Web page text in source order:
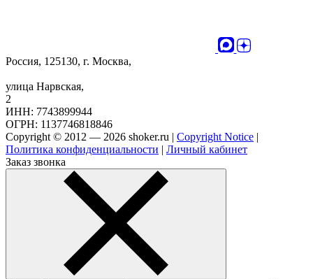
Россия, 125130, г. Москва,
улица Нарвская,
2
ИНН: 7743899944
ОГРН: 1137746818846
Copyright © 2012 — 2026 shoker.ru | Copyright Notice |
Политика конфиденциальности | Личный кабинет
Заказ звонка